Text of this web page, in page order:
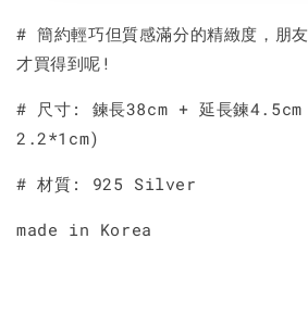
# 簡約輕巧但質感滿分的精緻度，朋
才買得到呢!
# 尺寸: 鍊長38cm + 延長鍊4.5cm
2.2*1cm)
# 材質: 925 Silver
made in Korea